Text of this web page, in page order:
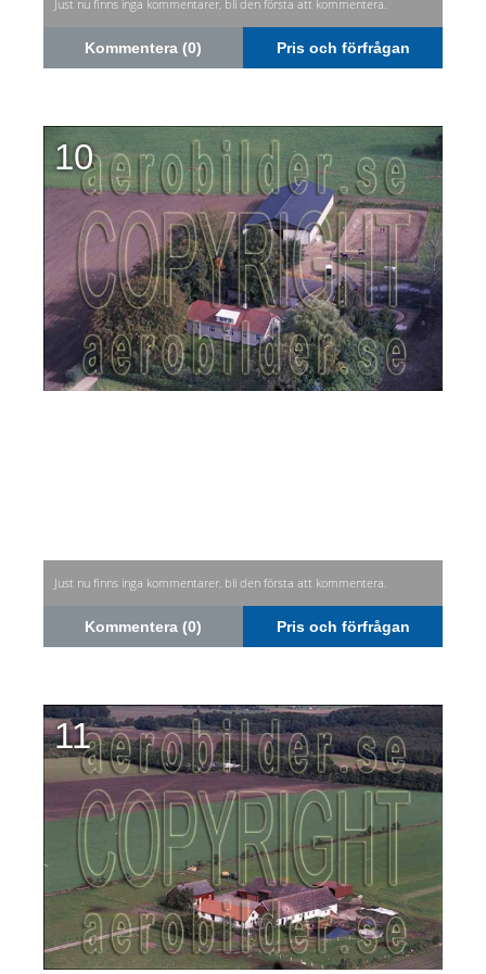
Just nu finns inga kommentarer, bli den första att kommentera.
Kommentera (0) Pris och förfrågan
10
Just nu finns inga kommentarer, bli den första att kommentera.
Kommentera (0) Pris och förfrågan
11